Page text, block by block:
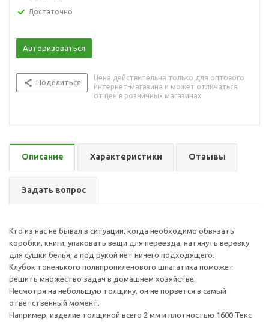
Достаточно
Авторизоваться
Поделиться
Цена действительна только для оптового
интернет-магазина и может отличаться
от цен в розничных магазинах
Описание Характеристики Отзывы
Задать вопрос
Кто из нас не бывал в ситуации, когда необходимо обвязать
коробки, книги, упаковать вещи для переезда, натянуть веревку
для сушки белья, а под рукой нет ничего подходящего.
Клубок тоненького полипропиленового шпагатика поможет
решить множество задач в домашнем хозяйстве.
Несмотря на небольшую толщину, он не порвется в самый
ответственный момент.
Например, изделие толщиной всего 2 мм и плотностью 1600 Текс